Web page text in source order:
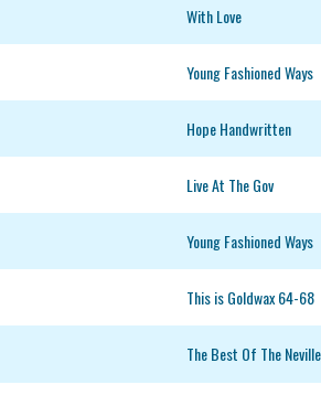
With Love
Young Fashioned Ways
Hope Handwritten
Live At The Gov
Young Fashioned Ways
This is Goldwax 64-68
The Best Of The